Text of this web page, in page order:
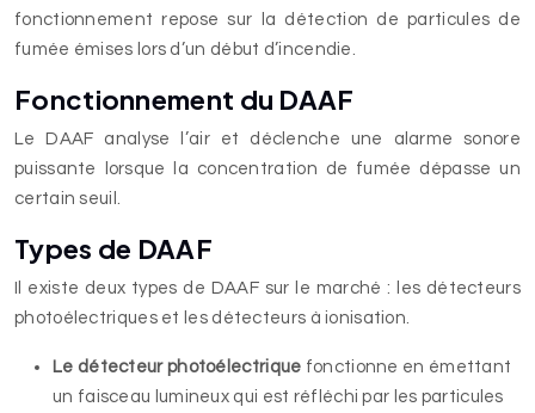
fonctionnement repose sur la détection de particules de
fumée émises lors d’un début d’incendie.
Fonctionnement du DAAF
Le DAAF analyse l’air et déclenche une alarme sonore
puissante lorsque la concentration de fumée dépasse un
certain seuil.
Types de DAAF
Il existe deux types de DAAF sur le marché : les détecteurs
photoélectriques et les détecteurs à ionisation.
Le détecteur photoélectrique fonctionne en émettant
un faisceau lumineux qui est réfléchi par les particules